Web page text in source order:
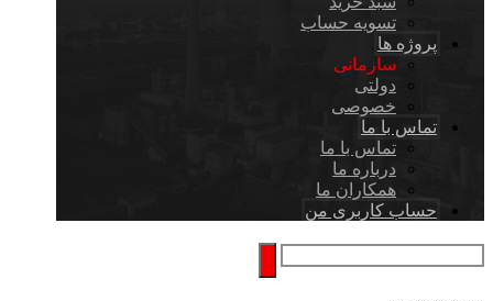
تسویه حساب
پروژه ها
سازمانی
دولتی
خصوصی
تماس با ما
تماس با ما
درباره ما
همکاران ما
حساب کاربری من